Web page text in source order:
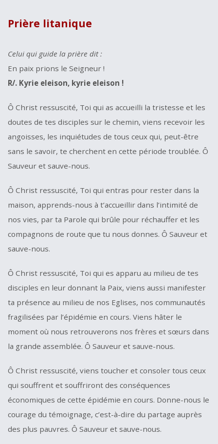
Prière litanique
Celui qui guide la prière dit :
En paix prions le Seigneur !
R/. Kyrie eleison, kyrie eleison !
Ô Christ ressuscité, Toi qui as accueilli la tristesse et les
doutes de tes disciples sur le chemin, viens recevoir les
angoisses, les inquiétudes de tous ceux qui, peut-être
sans le savoir, te cherchent en cette période troublée. Ô
Sauveur et sauve-nous.
Ô Christ ressuscité, Toi qui entras pour rester dans la
maison, apprends-nous à t’accueillir dans l’intimité de
nos vies, par ta Parole qui brûle pour réchauffer et les
compagnons de route que tu nous donnes. Ô Sauveur et
sauve-nous.
Ô Christ ressuscité, Toi qui es apparu au milieu de tes
disciples en leur donnant la Paix, viens aussi manifester
ta présence au milieu de nos Eglises, nos communautés
fragilisées par l’épidémie en cours. Viens hâter le
moment où nous retrouverons nos frères et sœurs dans
la grande assemblée. Ô Sauveur et sauve-nous.
Ô Christ ressuscité, viens toucher et consoler tous ceux
qui souffrent et souffriront des conséquences
économiques de cette épidémie en cours. Donne-nous le
courage du témoignage, c’est-à-dire du partage auprès
des plus pauvres. Ô Sauveur et sauve-nous.